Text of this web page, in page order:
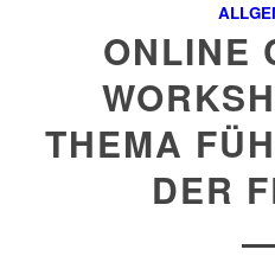
ONLINE
THEMA
DER